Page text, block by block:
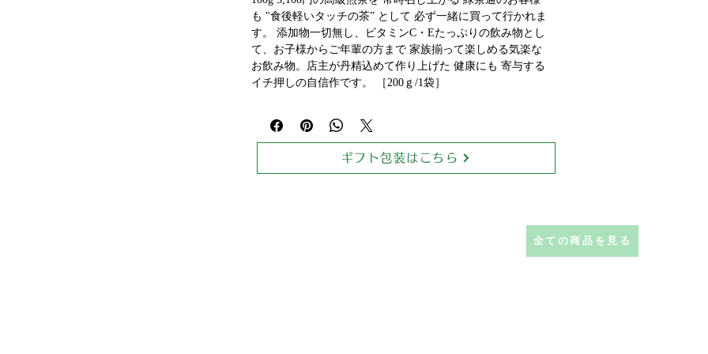
も "食後軽いタッチの茶” として 必ず一緒に買って行かれま
す。 添加物一切無し、ビタミンC・Eたっぷりの飲み物とし
て、お子様からご年輩の方まで 家族揃って楽しめる気楽な
お飲み物。店主が丹精込めて作り上げた 健康にも 寄与する
イチ押しの自信作です。 ［200ｇ/1袋］
ギフト包装はこちら
全ての商品を見る